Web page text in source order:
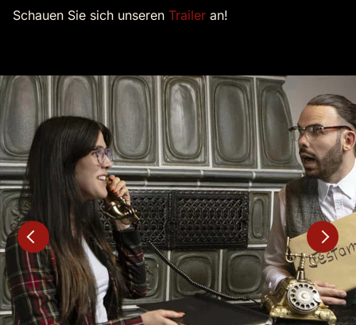
Schauen Sie sich unseren Trailer an!